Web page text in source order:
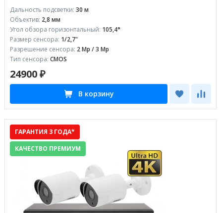
Дальность подсветки: 30 м
Объектив: 2,8 мм
Угол обзора горизонтальный: 105,4°
Размер сенсора: 1/2,7"
Разрешение сенсора: 2 Mp / 3 Mp
Тип сенсора: CMOS
24900 ₽
В корзину
ГАРАНТИЯ 3 ГОДА*
КАЧЕСТВО ПРЕМИУМ